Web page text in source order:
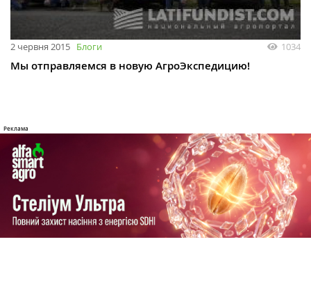
2 червня 2015 Блоги 1034
Мы отправляемся в новую АгроЭкспедицию!